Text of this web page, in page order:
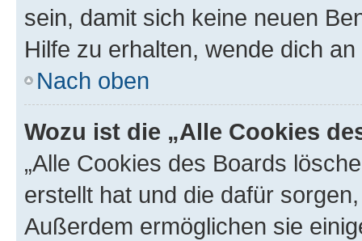
sein, damit sich keine neuen
Hilfe zu erhalten, wende dich
Nach oben
Wozu ist die „Alle Cookies
„Alle Cookies des Boards
erstellt hat und die dafür
Außerdem ermöglichen sie